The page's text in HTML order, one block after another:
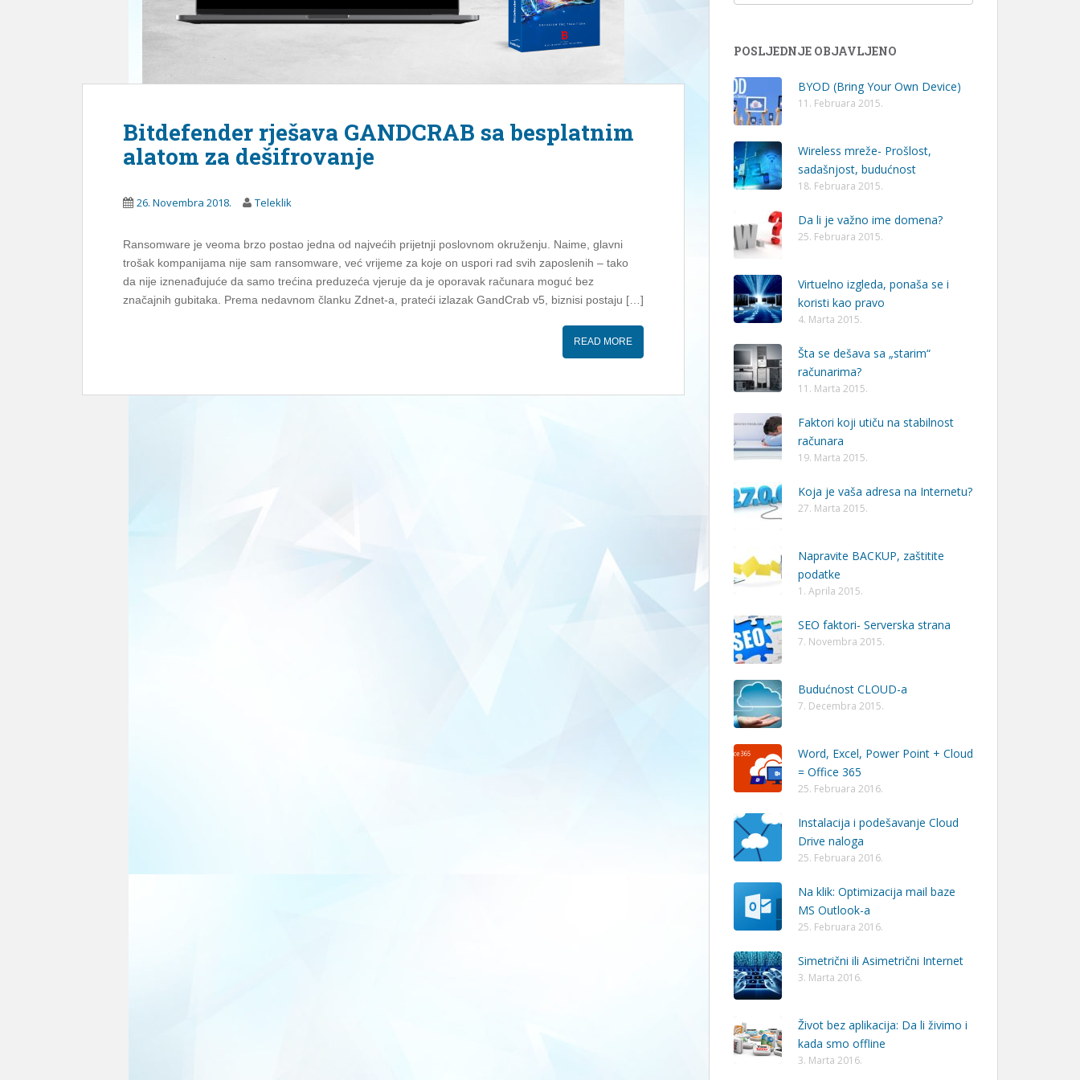
Bitdefender rješava GANDCRAB sa besplatnim
alatom za dešifrovanje
26. Novembra 2018. Teleklik
Ransomware je veoma brzo postao jedna od najvećih prijetnji poslovnom okruženju. Naime, glavni
trošak kompanijama nije sam ransomware, već vrijeme za koje on uspori rad svih zaposlenih – tako
da nije iznenađujuće da samo trećina preduzeća vjeruje da je oporavak računara moguć bez
značajnih gubitaka. Prema nedavnom članku Zdnet-a, prateći izlazak GandCrab v5, biznisi postaju […]
READ MORE
POSLJEDNJE OBJAVLJENO
BYOD (Bring Your Own Device)
11. Februara 2015.
Wireless mreže- Prošlost,
sadašnjost, budućnost
18. Februara 2015.
Da li je važno ime domena?
25. Februara 2015.
Virtuelno izgleda, ponaša se i
koristi kao pravo
4. Marta 2015.
Šta se dešava sa „starim“
računarima?
11. Marta 2015.
Faktori koji utiču na stabilnost
računara
19. Marta 2015.
Koja je vaša adresa na Internetu?
27. Marta 2015.
Napravite BACKUP, zaštitite
podatke
1. Aprila 2015.
SEO faktori- Serverska strana
7. Novembra 2015.
Budućnost CLOUD-a
7. Decembra 2015.
Word, Excel, Power Point + Cloud
= Office 365
25. Februara 2016.
Instalacija i podešavanje Cloud
Drive naloga
25. Februara 2016.
Na klik: Optimizacija mail baze
MS Outlook-a
25. Februara 2016.
Simetrični ili Asimetrični Internet
3. Marta 2016.
Život bez aplikacija: Da li živimo i
kada smo offline
3. Marta 2016.